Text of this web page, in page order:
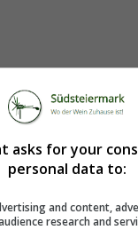
asks for your
personal data to:
and content,
research and